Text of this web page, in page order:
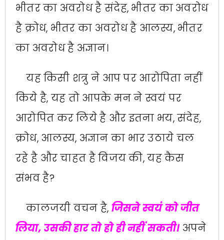
भीतर का अवरोध है संदेह, भीतर का अवरोध
है क्रोध, भीतर का अवरोध है आलस्य, भीतर
का अवरोध है अज्ञान।
यह किसी शत्रु ने आप पर आरोपिता नहीं
किये है, यह तो आपके मन ने स्वयं पर
आरोपित कर लिये है और इतना भय, संदेह,
क्रोध, आलस्य, अज्ञान का भार उठाये चल
रहे है और चाहत है विजय की, यह कैस
संभव है?
कालजयी वचन है, जिसने स्वयं को जीत
लिया, उसकी हार तो हो ही नहीं सकती।अपने